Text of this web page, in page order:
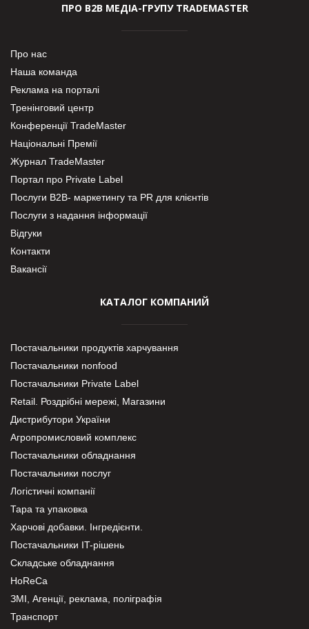
ПРО В2В МЕДІА-ГРУПУ TRADEMASTER
Про нас
Наша команда
Реклама на порталі
Тренінговий центр
Конференції TradeMaster
Національні Премії
Журнал TradeMaster
Портал про Private Label
Послуги В2В- маркетингу та PR для клієнтів
Послуги з надання інформації
Відгуки
Контакти
Вакансії
КАТАЛОГ КОМПАНИЙ
Постачальники продуктів харчування
Постачальники nonfood
Постачальники Private Label
Retail. Роздрібні мережі, Магазини
Дистрибутори України
Агропромисловий комплекс
Постачальники обладнання
Постачальники послуг
Логістичні компанії
Тара та упаковка
Харчові добавки. Інгредієнти.
Постачальники IT-рішень
Складське обладнання
HoReCa
ЗМІ, Агенції, реклама, поліграфія
Транспорт